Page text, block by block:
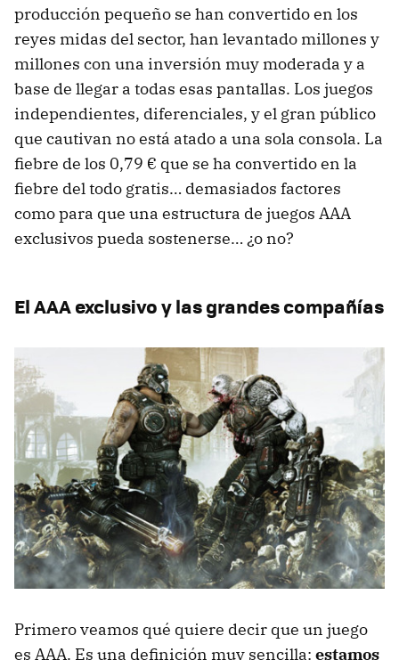
producción pequeño se han convertido en los
reyes midas del sector, han levantado millones y
millones con una inversión muy moderada y a
base de llegar a todas esas pantallas. Los juegos
independientes, diferenciales, y el gran público
que cautivan no está atado a una sola consola. La
fiebre de los 0,79 € que se ha convertido en la
fiebre del todo gratis… demasiados factores
como para que una estructura de juegos AAA
exclusivos pueda sostenerse… ¿o no?
El AAA exclusivo y las grandes compañías
Primero veamos qué quiere decir que un juego
es AAA. Es una definición muy sencilla: estamos